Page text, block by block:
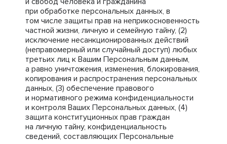
при обработке персональных данных, в
том числе защиты прав на неприкосновенность
частной жизни, личную и семейную тайну, (2)
исключение несанкционированных действий
(неправомерный или случайный доступ) любых
третьих лиц к Вашим Персональным данным,
а равно уничтожения, изменения, блокирования,
копирования и распространения персональных
данных, (3) обеспечение правового
и нормативного режима конфиденциальности
и контроля Ваших Персональных данных, (4)
защита конституционных прав граждан
на личную тайну, конфиденциальность
сведений, составляющих Персональные